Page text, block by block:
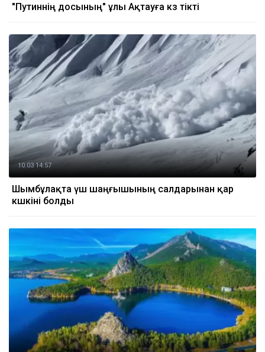
"Путиннің досының" ұлы Ақтауға көз тікті
10.03 14:57
Шымбұлақта үш шаңғышының салдарынан қар
көшкіні болды